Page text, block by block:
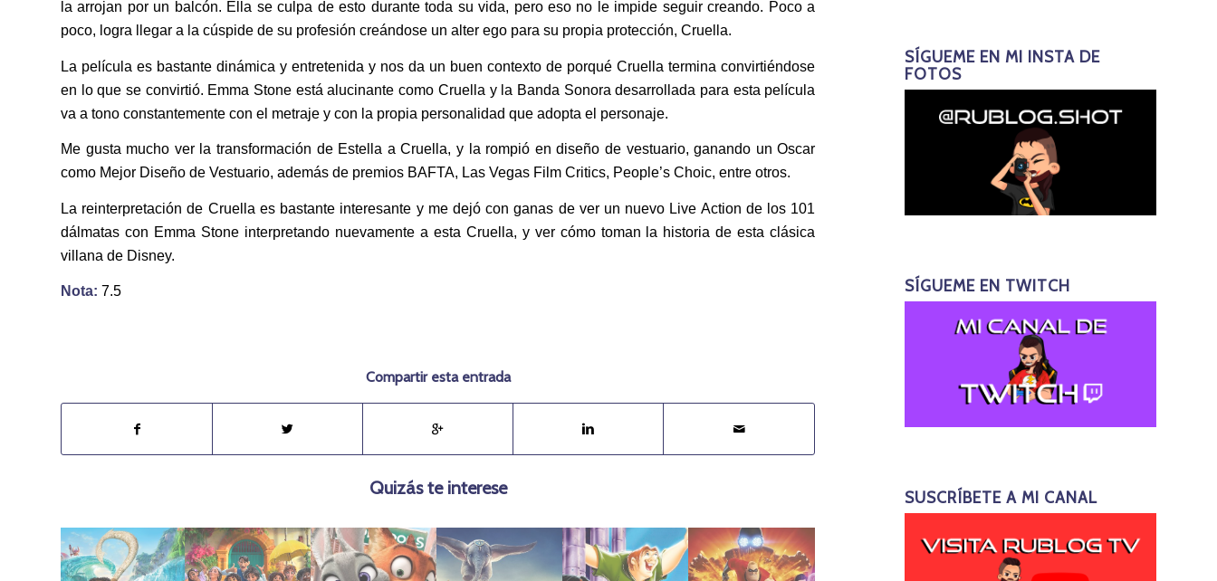
la arrojan por un balcón. Ella se culpa de esto durante toda su vida, pero eso no le impide seguir creando. Poco a
poco, logra llegar a la cúspide de su profesión creándose un alter ego para su propia protección, Cruella.
La película es bastante dinámica y entretenida y nos da un buen contexto de porqué Cruella termina convirtiéndose
en lo que se convirtió. Emma Stone está alucinante como Cruella y la Banda Sonora desarrollada para esta película
va a tono constantemente con el metraje y con la propia personalidad que adopta el personaje.
Me gusta mucho ver la transformación de Estella a Cruella, y la rompió en diseño de vestuario, ganando un Oscar
como Mejor Diseño de Vestuario, además de premios BAFTA, Las Vegas Film Critics, People’s Choic, entre otros.
La reinterpretación de Cruella es bastante interesante y me dejó con ganas de ver un nuevo Live Action de los 101
dálmatas con Emma Stone interpretando nuevamente a esta Cruella, y ver cómo toman la historia de esta clásica
villana de Disney.
Nota: 7.5
Compartir esta entrada
Quizás te interese
SÍGUEME EN MI INSTA DE
FOTOS
SÍGUEME EN TWITCH
SUSCRÍBETE A MI CANAL